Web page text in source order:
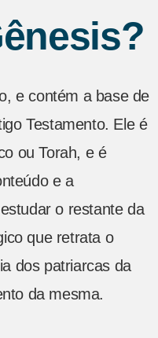
e contém a base de
Testamento. Ele é
ou Torah, e é
e a
o restante da
que retrata o
dos patriarcas da
da mesma.